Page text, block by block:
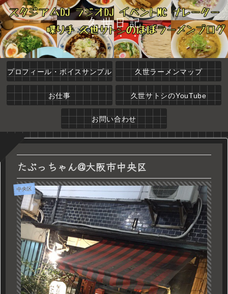
久世日記
プロフィール・ボイスサンプル 久世ラーメンマップ
お仕事 久世サトシのYouTube
お問い合わせ
たぶっちゃん@大阪市中央区
中央区